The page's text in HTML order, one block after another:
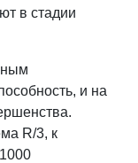
в стадии
и на
R/3, к